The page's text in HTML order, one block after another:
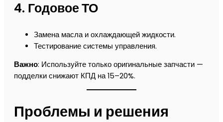
4. Годовое ТО
Замена масла и охлаждающей жидкости.
Тестирование системы управления.
Важно: Используйте только оригинальные запчасти —
подделки снижают КПД на 15–20%.
Проблемы и решения